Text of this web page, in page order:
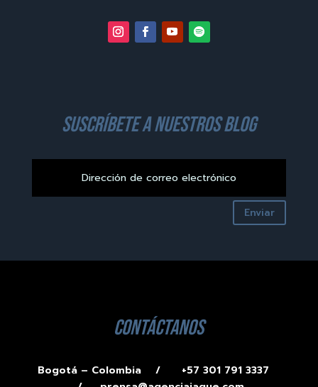
suscríbete a nuestros blog
Enviar
contáctanos
Bogotá – Colombia /
+57 301 791 3337